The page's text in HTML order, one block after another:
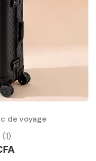
de voyage
(1)